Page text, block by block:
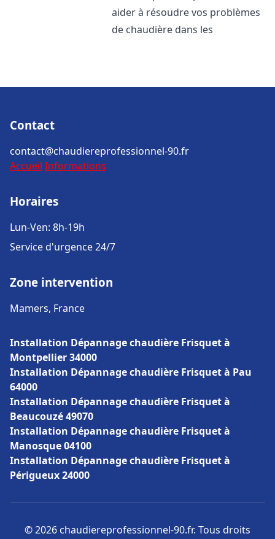
aider à résoudre vos problèmes
de chaudière dans les
Contact
contact@chaudiereprofessionnel-90.fr
Accueil Informations
Horaires
Lun-Ven: 8h-19h
Service d'urgence 24/7
Zone intervention
Mamers, France
Installation Dépannage chaudière Frisquet à
Montpellier 34000
Installation Dépannage chaudière Frisquet à Pau
64000
Installation Dépannage chaudière Frisquet à
Beaucouzé 49070
Installation Dépannage chaudière Frisquet à
Manosque 04100
Installation Dépannage chaudière Frisquet à
Périgueux 24000
© 2026 chaudiereprofessionnel-90.fr. Tous droits